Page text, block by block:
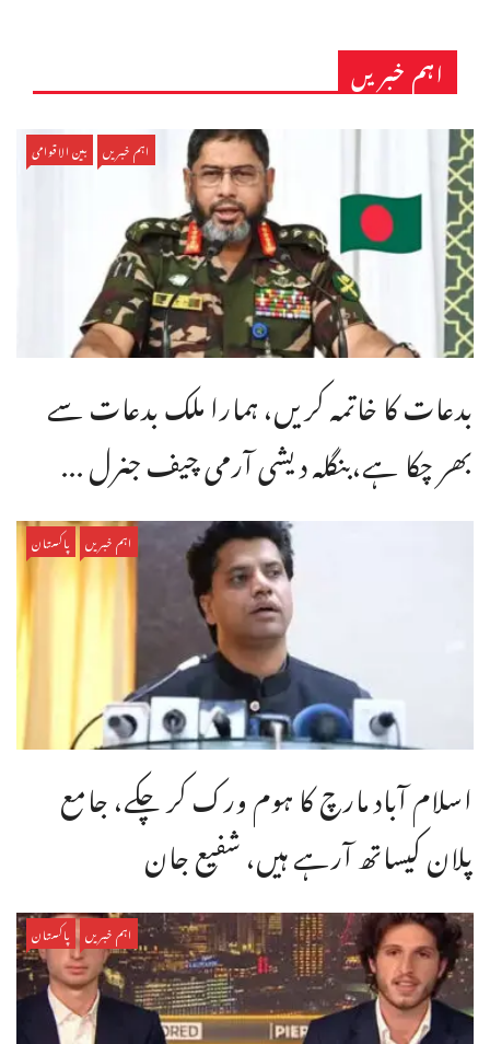
اہم خبریں
اہم خبریں بین الاقوامی
بدعات کا خاتمہ کریں، ہمارا ملک بدعات سے
بھر چکا ہے،بنگله دیشی آرمی چیف جنرل ...
اہم خبریں پاکستان
اسلام آباد مارچ کا ہوم ورک کر چکے، جامع
پلان کیساتھ آرہے ہیں، شفیع جان
اہم خبریں پاکستان